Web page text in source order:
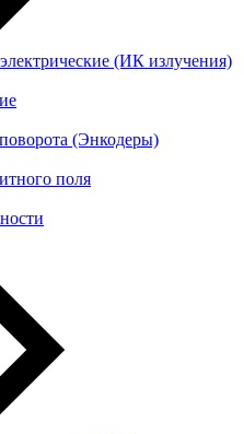
(ИК излучения)
(Энкодеры)
поля